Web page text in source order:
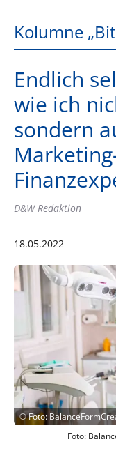
Kolumne
Endlich
wie ich
sondern
D&W Redaktion
18.05.2022
©Foto:
Foto: